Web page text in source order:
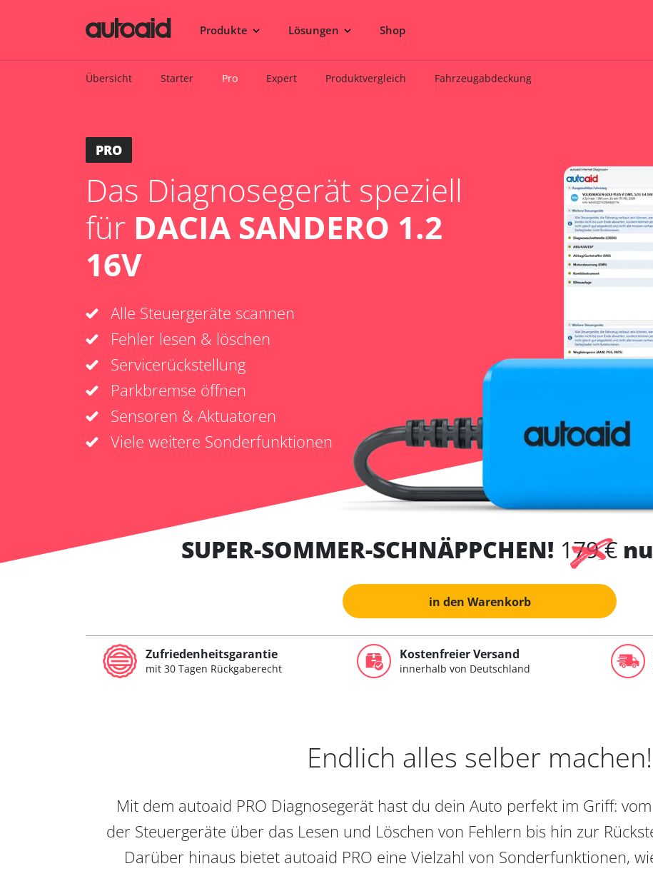
Produkte Lösungen Shop
Übersicht Starter Pro Expert Produktvergleich Fahrzeugabdeckung
PRO
Das Diagnosegerät speziell
für DACIA SANDERO 1.2
16V
Alle Steuergeräte scannen
Fehler lesen & löschen
Servicerückstellung
Parkbremse öffnen
Sensoren & Aktuatoren
Viele weitere Sonderfunktionen
SUPER-SOMMER-SCHNÄPPCHEN! 179 €
in den Warenkorb
Zufriedenheitsgarantie
mit 30 Tagen Rückgaberecht
Kostenfreier Versand
innerhalb von Deutschland
Endlich alles selber machen!
Mit dem autoaid PRO Diagnosegerät hast du dein Auto perfekt im Griff:
der Steuergeräte über das Lesen und Löschen von Fehlern bis hin zur
Darüber hinaus bietet autoaid PRO eine Vielzahl von Sonderfunktionen,